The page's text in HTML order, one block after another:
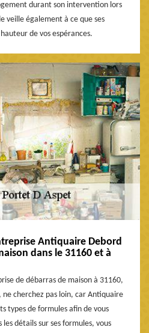
durant son intervention lors
veille également à ce que ses
de vos espérances.
Antiquaire Debord
dans le 31160 et à
de débarras de maison à 31160,
cherchez pas loin, car Antiquaire
types de formules afin de vous
détails sur ses formules, vous